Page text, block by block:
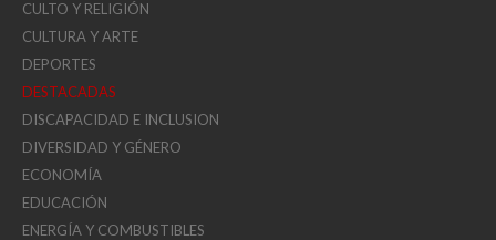
CULTO Y RELIGIÓN
CULTURA Y ARTE
DEPORTES
DESTACADAS
DISCAPACIDAD E INCLUSION
DIVERSIDAD Y GÉNERO
ECONOMÍA
EDUCACIÓN
ENERGÍA Y COMBUSTIBLES